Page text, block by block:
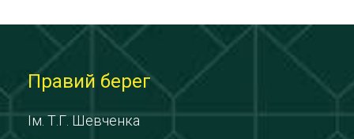
Правий берег
Ім. Т.Г. Шевченка